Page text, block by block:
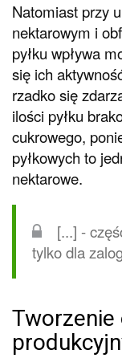
Natomiast przy
nektarowym i
pyłku wpływa
się ich
rzadko się
ilości pyłku
cukrowego,
pyłkowych to
nektarowe.
[...] -
tylko dla
Tworzenie